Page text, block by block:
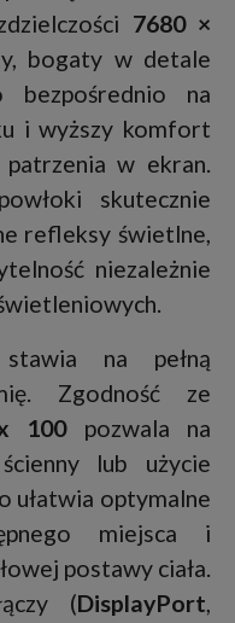
7680 ×
bogaty w detale
bezpośrednio na
i wyższy komfort
w ekran.
skutecznie
refleksy świetlne,
niezależnie
stawia na pełną
Zgodność ze
100 pozwala na
lub użycie
ułatwia optymalne
miejsca i
postawy ciała.
(DisplayPort,